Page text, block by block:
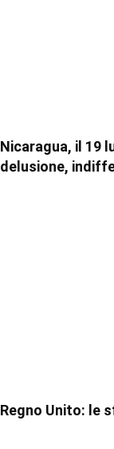
Nicaragua, il 19
delusione,
Regno Unito: le